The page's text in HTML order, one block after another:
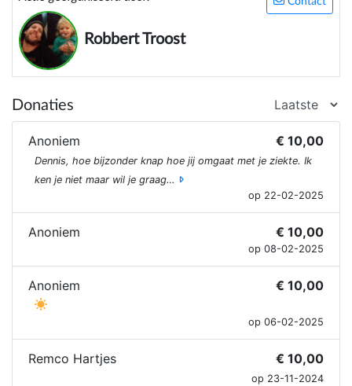
Robbert Troost
Donaties
Anoniem € 10,00
Dennis, hoe bijzonder knap hoe jij omgaat met je ziekte. Ik
ken je niet maar wil je graag…
op 22-02-2025
Anoniem € 10,00
op 08-02-2025
Anoniem € 10,00
op 06-02-2025
Remco Hartjes € 10,00
op 23-11-2024